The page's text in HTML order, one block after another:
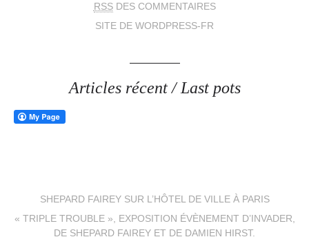
RSSDES COMMENTAIRES
SITE DE WORDPRESS-FR
Articles récent / Last pots
SHEPARD FAIREY SUR L’HÔTEL DE VILLE À PARIS
« TRIPLE TROUBLE », EXPOSITION ÉVÈNEMENT D’INVADER,
DE SHEPARD FAIREY ET DE DAMIEN HIRST.